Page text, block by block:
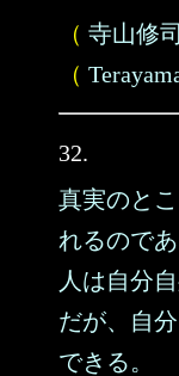
（ 寺山修司
（
32.
真実のと
れるのであ
人は自分
だが、自
できる。